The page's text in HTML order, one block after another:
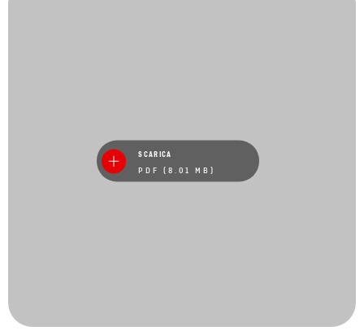
SCARICA
PDF (8.01 MB)